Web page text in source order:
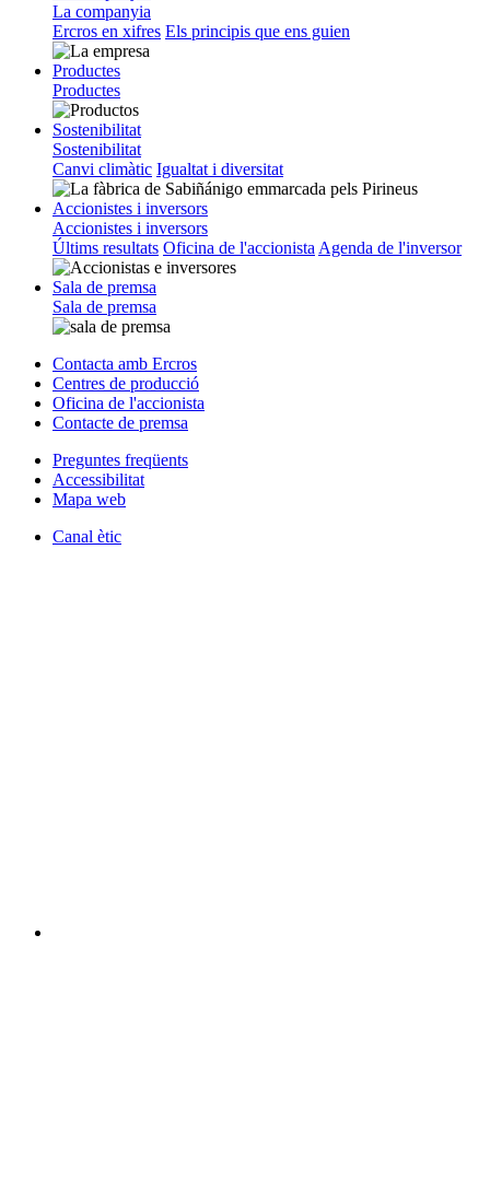
La companyia
Ercros en xifres Els principis que ens guien
Productes
Productes
Sostenibilitat
Sostenibilitat
Canvi climàtic Igualtat i diversitat
Accionistes i inversors
Accionistes i inversors
Últims resultats Oficina de l'accionista Agenda de l'inversor
Sala de premsa
Sala de premsa
Contacta amb Ercros
Centres de producció
Oficina de l'accionista
Contacte de premsa
Preguntes freqüents
Accessibilitat
Mapa web
Canal ètic